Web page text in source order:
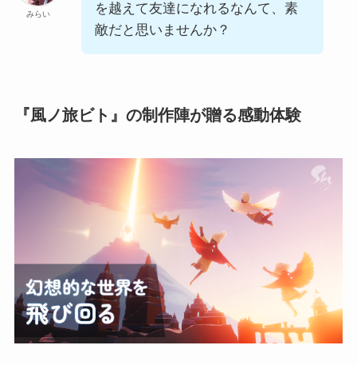
みらい
を越えて友達になれるなんて、素
敵だと思いませんか？
『風ノ旅ビト』の制作陣が贈る感動体験